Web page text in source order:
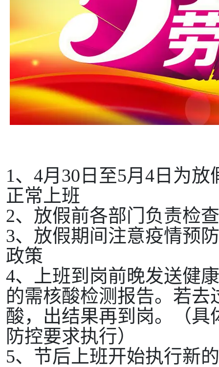
1、 4月30日 至5月 4 日 为放
正常上班
2、 放假前各部门负责检
3、 放假期间注意疫情预
政策
4、
上班到岗前晚发送健
的需核酸检测报告。若去
酸，出结果再到岗。（
防控要求执行）
5、 节后上班开始执行新